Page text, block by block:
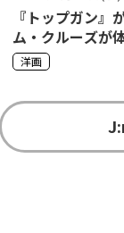
映画『スパイ
の魅力とは――新
ド・ニュー・デ
の系譜をひも解く
洋画